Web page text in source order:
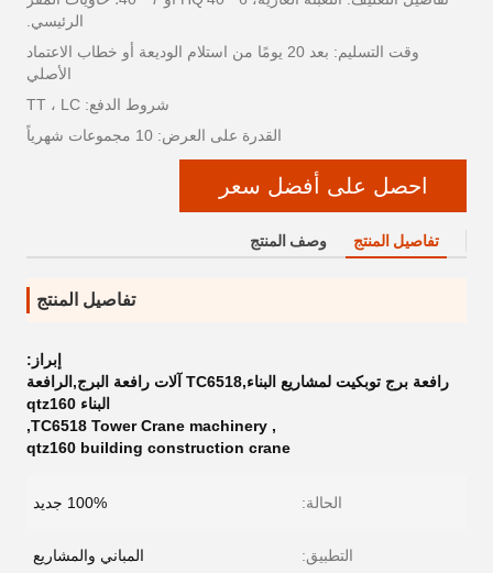
الرئيسي.
وقت التسليم: بعد 20 يومًا من استلام الوديعة أو خطاب الاعتماد
الأصلي
شروط الدفع: TT ، LC
القدرة على العرض: 10 مجموعات شهرياً
احصل على أفضل سعر
تفاصيل المنتج وصف المنتج
تفاصيل المنتج
إبراز:
رافعة برج توبكيت لمشاريع البناء,TC6518 آلات رافعة البرج,الرافعة
البناء qtz160
,
TC6518 Tower Crane machinery
,
qtz160 building construction crane
الحالة: 100% جديد
التطبيق: المباني والمشاريع